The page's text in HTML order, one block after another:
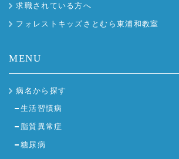
求職されている方へ
フォレストキッズさとむら東浦和教室
MENU
病名から探す
生活習慣病
脂質異常症
糖尿病